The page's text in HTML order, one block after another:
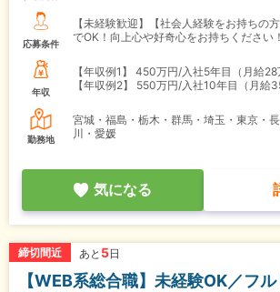
応募条件
【未経験歓迎】【社会人経験をお持ちの
でOK！向上心や好奇心をお持ちください！
年収
【年収例1】
450万円/入社5年目（月給28
【年収例2】
550万円/入社10年目（月給
勤務地
宮城・福島・栃木・群馬・埼玉・東京・
川・愛媛
気になる
締切間近 あと 5日
【WEB系総合職】未経験OK／フ